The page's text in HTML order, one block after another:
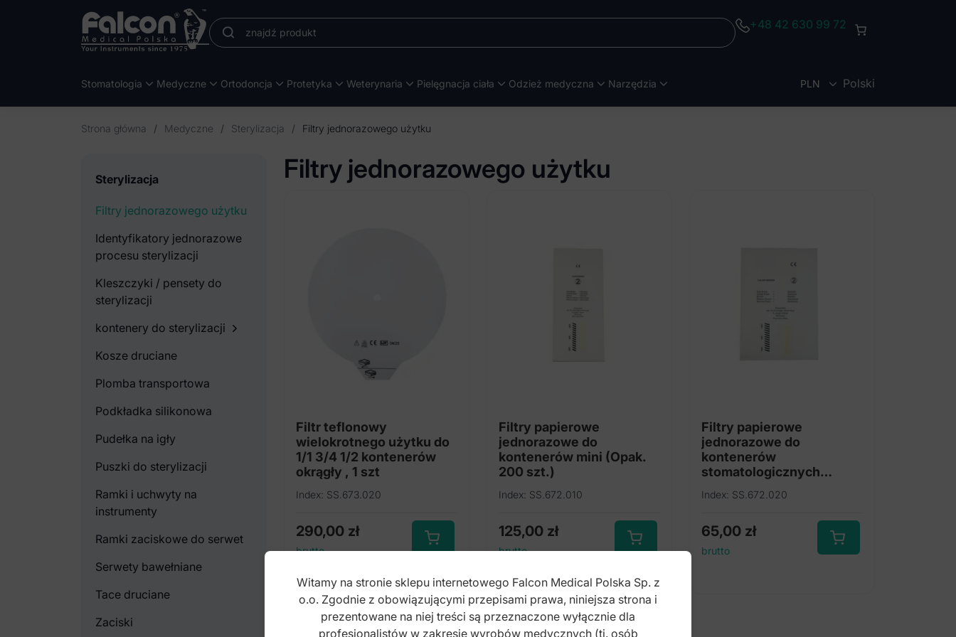
+48 42 630 99 72
Stomatologia Medyczne Ortodoncja Protetyka Weterynaria Pielęgnacja ciała Odzież medyczna Narzędzia PLN Polski
Strona główna / Medyczne / Sterylizacja / Filtry jednorazowego użytku
Sterylizacja
Filtry jednorazowego użytku
Identyfikatory jednorazowe
procesu sterylizacji
Kleszczyki / pensety do
sterylizacji
kontenery do sterylizacji
Kosze druciane
Plomba transportowa
Podkładka silikonowa
Pudełka na igły
Puszki do sterylizacji
Ramki i uchwyty na
instrumenty
Ramki zaciskowe do serwet
Serwety bawełniane
Tace druciane
Zaciski
Filtry jednorazowego użytku
Filtr teflonowy
wielokrotnego użytku do
1/1 3/4 1/2 kontenerów
okrągły , 1 szt
Index: SS.673.020
290,00 zł
brutto
Filtry papierowe
jednorazowe do
kontenerów mini (Opak.
200 szt.)
Index: SS.672.010
125,00 zł
brutto
Filtry papierowe
jednorazowe do
kontenerów
stomatologicznych
Index: SS.672.020
65,00 zł
brutto
Witamy na stronie sklepu internetowego Falcon Medical Polska Sp. z
o.o. Zgodnie z obowiązującymi przepisami prawa, niniejsza strona i
prezentowane na niej treści są przeznaczone wyłącznie dla
profesjonalistów w zakresie wyrobów medycznych (tj. osób